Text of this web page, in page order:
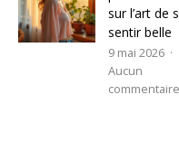
sur l’art de
sentir belle
9 mai 2026
Aucun
commentaire